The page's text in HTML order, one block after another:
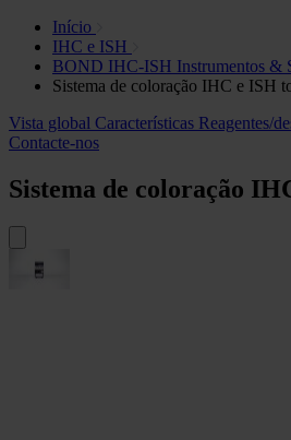
Início
IHC e ISH
BOND IHC-ISH Instrumentos &
Sistema de coloração IHC e ISH
Vista global Características Reagentes/
Contacte-nos
Sistema de coloração